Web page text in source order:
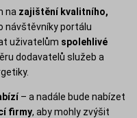
na zajištění kvalitního,
návštěvníky portálu
uživatelům spolehlivé
dodavatelů služeb a
– a nadále bude nabízet
firmy, aby mohly zvýšit